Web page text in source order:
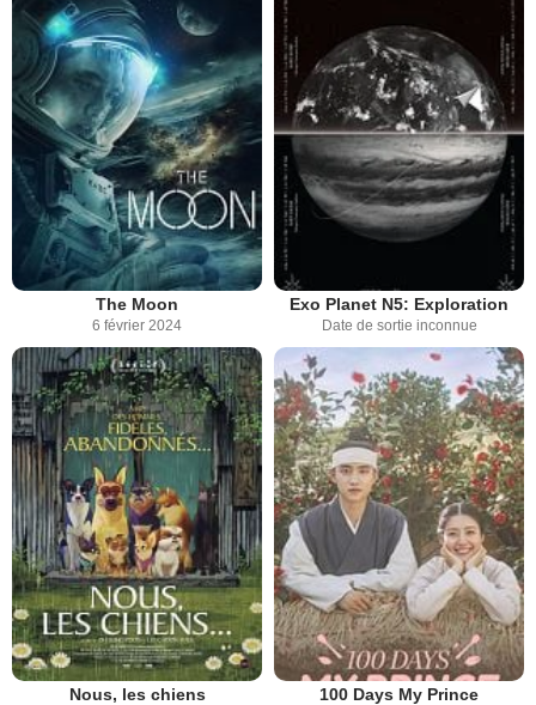
The Moon
6 février 2024
Exo Planet N5: Exploration
Date de sortie inconnue
Nous, les chiens 100 Days My Prince